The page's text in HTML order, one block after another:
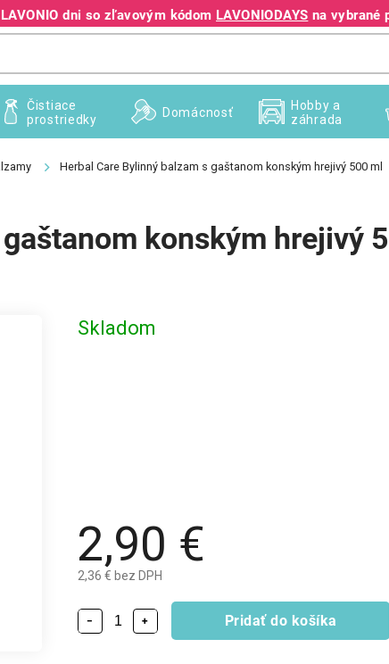
dni so zľavovým kódom LAVONIODAYS na vybrané
+421 940 995 209
Čistiace
prostriedky
Domácnosť
Hobby a
záhrada
Herbal Care Bylinný balzam s gaštanom konským hrejivý 500 ml
konským hrejivý
2,90 €
2,36 € bez DPH
Skladom
+
− Pridať do košíka